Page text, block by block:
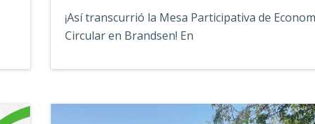
¡Así transcurrió la Mesa Participativa de
Circular en Brandsen! En